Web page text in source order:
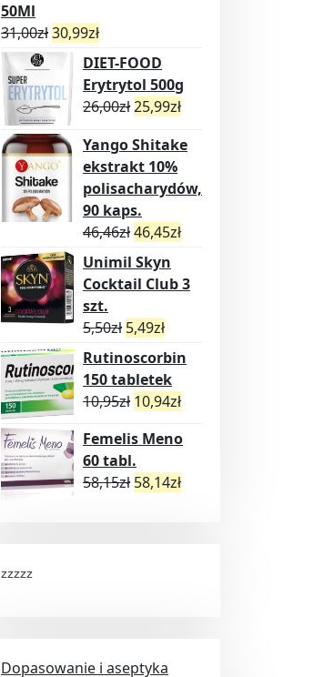
50Ml
31,00zł30,99zł
DIET-FOOD
Erytrytol 500g
26,00zł25,99zł
Yango Shitake
ekstrakt 10%
polisacharydów,
90 kaps.
46,46zł46,45zł
Unimil Skyn
Cocktail Club 3
szt.
5,50zł 5,49zł
Rutinoscorbin
150 tabletek
10,95zł 10,94zł
Femelis Meno
60 tabl.
58,15zł 58,14zł
zzzzz
Dopasowanie i aseptyka